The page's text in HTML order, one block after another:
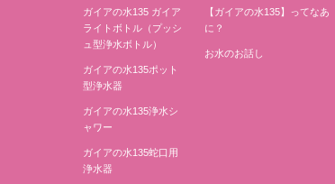
ガイアの水135 ガイア
ライトボトル（プッシ
ュ型浄水ボトル）
ガイアの水135ポット
型浄水器
ガイアの水135浄水シ
ャワー
ガイアの水135蛇口用
浄水器
【ガイアの水135】ってなあ
に？
お水のお話し